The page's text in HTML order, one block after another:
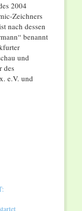
2004
Zeichners
nach dessen
benannt
und
des
e.V. und